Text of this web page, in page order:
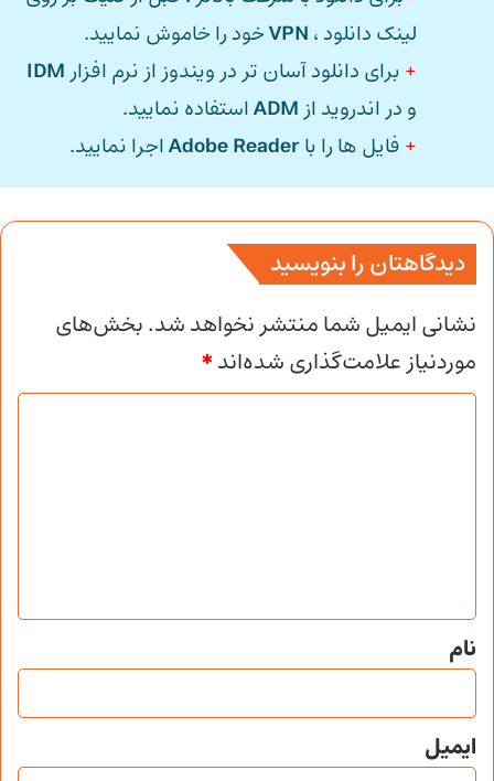
لینک دانلود ، VPNخود را خاموش نمایید.
+ برای دانلود آسان تر در ویندوز از نرم افزار IDM
و در اندروید از ADMاستفاده نمایید.
+ فایل ها را باAdobe Readerاجرا نمایید.
دیدگاهتان را بنویسید
نشانی ایمیل شما منتشر نخواهد شد.بخش‌های
موردنیاز علامت‌گذاری شده‌اند*
د
*
نام
ایمیل